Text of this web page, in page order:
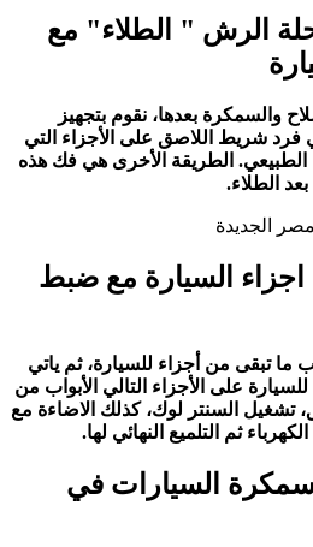
الرش " الطلاء" مع
والسمكرة بعدها، نقوم بتجهيز
فرد شريط اللاصق على الأجزاء التي
الطبيعي. الطريقة الأخرى هي فك هذه
الطلاء.
السيارة مع ضبط
ما تبقى من أجزاء للسيارة، ثم ياتي
على الأجزاء التالي الأبواب من
تشغيل السنتر لوك، كذلك الاضاءة مع
ثم التلميع النهائي لها.
سمكرة السيارات في